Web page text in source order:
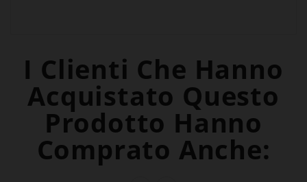
I Clienti Che Hanno
Acquistato Questo
Prodotto Hanno
Comprato Anche: